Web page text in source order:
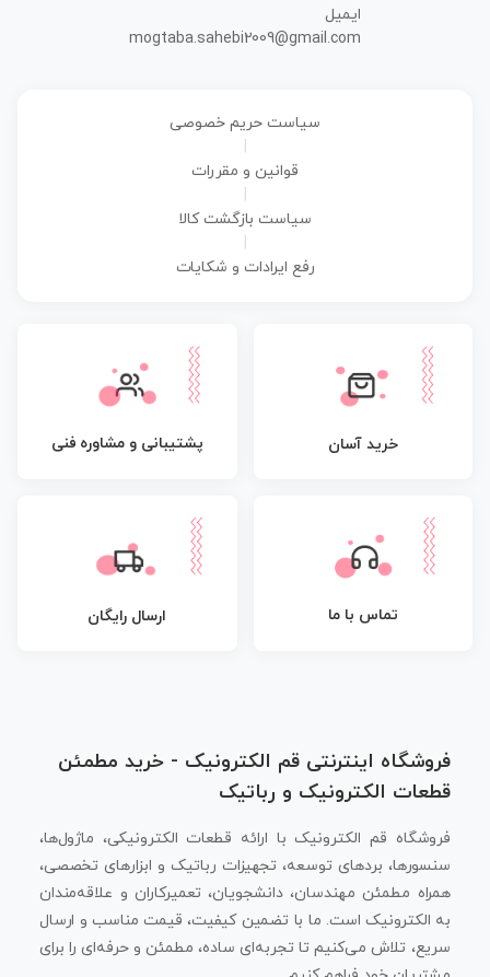
ایمیل
mogtaba.sahebi2009@gmail.com
سیاست حریم خصوصی
قوانین و مقررات
سیاست بازگشت کالا
رفع ایرادات و شکایات
خرید آسان پشتیبانی و مشاوره فنی
تماس با ما ارسال رایگان
فروشگاه اینترنتی قم الکترونیک - خرید مطمئن
قطعات الکترونیک و رباتیک
فروشگاه قم الکترونیک با ارائه قطعات الکترونیکی، ماژول‌ها،
سنسورها، بردهای توسعه، تجهیزات رباتیک و ابزارهای تخصصی،
همراه مطمئن مهندسان، دانشجویان، تعمیرکاران و علاقه‌مندان
به الکترونیک است. ما با تضمین کیفیت، قیمت مناسب و ارسال
سریع، تلاش می‌کنیم تا تجربه‌ای ساده، مطمئن و حرفه‌ای را برای